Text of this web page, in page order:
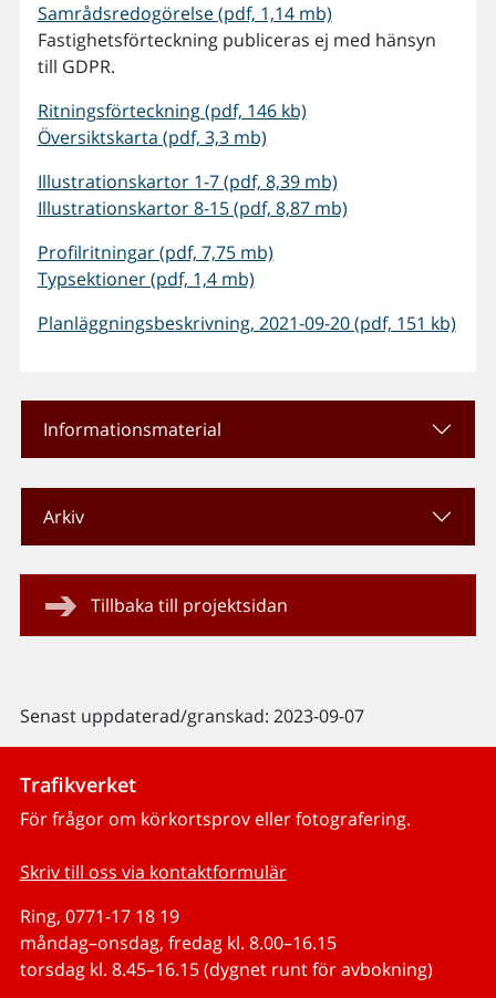
Samrådsredogörelse (pdf, 1,14 mb)
Fastighetsförteckning publiceras ej med hänsyn
till GDPR.
Ritningsförteckning (pdf, 146 kb)
Översiktskarta (pdf, 3,3 mb)
Illustrationskartor 1-7 (pdf, 8,39 mb)
Illustrationskartor 8-15 (pdf, 8,87 mb)
Profilritningar (pdf, 7,75 mb)
Typsektioner (pdf, 1,4 mb)
Planläggningsbeskrivning, 2021-09-20 (pdf, 151 kb)
Informationsmaterial
Arkiv
Tillbaka till projektsidan
Senast uppdaterad/granskad: 2023-09-07
Trafikverket
För frågor om körkortsprov eller fotografering.
Skriv till oss via kontaktformulär
Ring, 0771-17 18 19
måndag–onsdag, fredag kl. 8.00–16.15
torsdag kl. 8.45–16.15 (dygnet runt för avbokning)